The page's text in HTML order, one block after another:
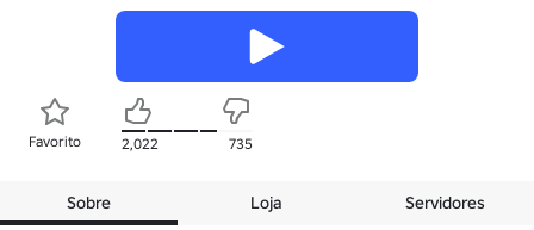
Favorito 2,022 735
Sobre Loja Servidores